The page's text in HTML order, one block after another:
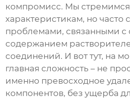
компромисс. Мы
характеристикам, но часто
проблемами, связанными с
содержанием
соединений. И вот тут, на
главная сложность – не
именно превосходное
компонентов, без ущерба